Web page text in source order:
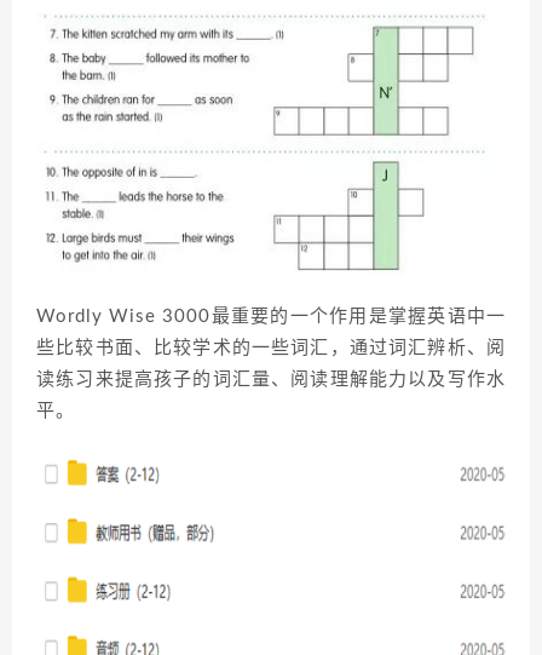
Wordly Wise 3000最重要的一个作用是掌握英语中一
些比较书面、比较学术的一些词汇，通过词汇辨析、阅
读练习来提高孩子的词汇量、阅读理解能力以及写作水
平。